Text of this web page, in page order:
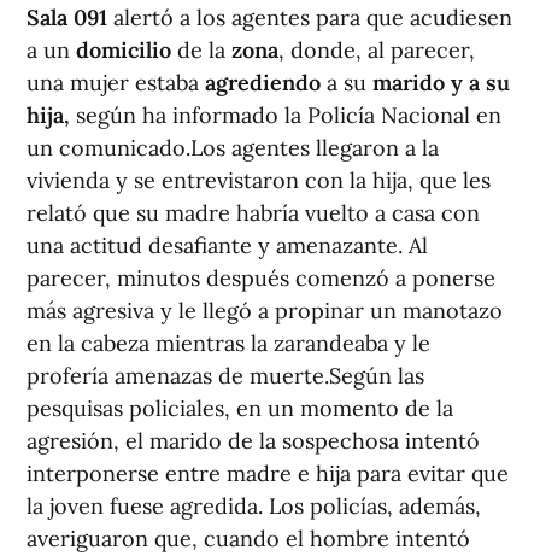
Sala 091 alertó a los agentes para que acudiesen
a un domicilio de la zona, donde, al parecer,
una mujer estaba agrediendo a su marido y a su
hija, según ha informado la Policía Nacional en
un comunicado.Los agentes llegaron a la
vivienda y se entrevistaron con la hija, que les
relató que su madre habría vuelto a casa con
una actitud desafiante y amenazante. Al
parecer, minutos después comenzó a ponerse
más agresiva y le llegó a propinar un manotazo
en la cabeza mientras la zarandeaba y le
profería amenazas de muerte.Según las
pesquisas policiales, en un momento de la
agresión, el marido de la sospechosa intentó
interponerse entre madre e hija para evitar que
la joven fuese agredida. Los policías, además,
averiguaron que, cuando el hombre intentó